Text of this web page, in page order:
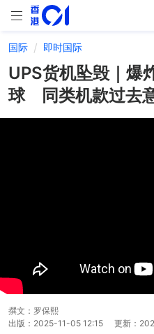
国际 即时国际
UPS货机坠毁｜爆
球 同类机款过去
撰文： 罗保熙
出版： 2025-11-05 12:15 更新：